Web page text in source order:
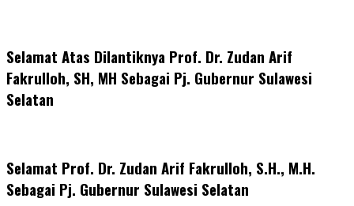
Selamat Atas Dilantiknya Prof. Dr. Zudan Arif
Fakrulloh, SH, MH Sebagai Pj. Gubernur Sulawesi
Selatan
Selamat Prof. Dr. Zudan Arif Fakrulloh, S.H., M.H.
Sebagai Pj. Gubernur Sulawesi Selatan